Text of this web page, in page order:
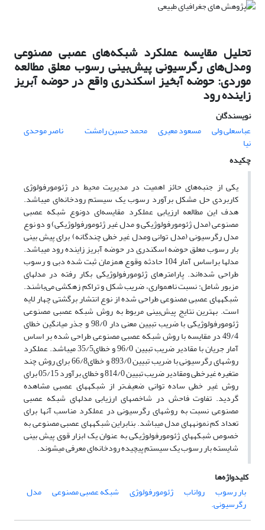
تحلیل مقایسه عملکرد شبکه‌های عصبی مصنوعی
ومدل‌های رگرسیونی پیش‌بینی رسوب معلق مطالعه
موردی: حوضه آبخیز اسکندری واقع در حوضه آبریز
زاینده رود
نویسندگان
عباسعلی ولی
مسعود معیری محمد حسین رامشت ناصر موحدی
نیا
چکیده
یکی از جنبه‌های حائز اهمیت در مدیریت محیط در ژئومورفولوژی
کاربردی حل مشکل برآورد رسوب یک سیستم رودخانه‌ای می‏باشد.
هدف این مطالعه ارزیابی عملکرد مقایسه‌ای دونوع شبکه عصبی
مصنوعی (مدل ژئومورفولوژیکی و مدل غیر ژئومورفولوژیکی) و دو نوع
مدل رگرسیونی (مدل توانی ومدل غیر خطی چندگانه) برای پیش بینی
بار رسوب معلق حوضه اسکندری در حوضه آبریز زاینده رود می‏باشد.
مدل‏ها براساس آمار 104 حادثه وقوع همزمان ثبت شده دبی و رسوب
طراحی شده‌اند. پارامترهای ژئومورفولوژیکی بکار رفته در مدل‏های
مزبور شامل: نسبت ناهمواری، ضریب شکل و تراکم زهکشی می‌باشند.
شبکه‏های عصبی مصنوعی طراحی شده از نوع انتشار برگشتی چهار لایه
است. بهترین نتایج پیش‌بینی مربوط به روش شبکه عصبی مصنوعی
ژئومورفولوژیکی با ضریب تبیین معنی دار 98/0 و جذر میانگین خطای
49/4 در مقایسه با روش شبکه عصبی مصنوعی طراحی شده بر اساس
آمار جریان با مقادیر ضریب تبیین 96/0 و خطای35/5 می‏باشد. عملکرد
روش‏های رگرسیونی با ضریب تبیین 893/0 و خطای66/8 برای روش چند
متغیره غیرخطی ومقادیر ضریب تبیین 814/0 و خطای برآورد 05/15 برای
روش غیر خطی ساده توانی ضعیف‌تر از شبکه‏های عصبی مشاهده
گردید. تفاوت فاحش در شاخص‏های ارزیابی مدل‏های شبکه عصبی
مصنوعی نسبت به روش‏های رگرسیونی در عملکرد مناسب آنها برای
تعداد کم نمونه‏های مدل می‏باشد. بنابراین شبکه‏های عصبی مصنوعی به
خصوص شبکه‏های ژئومورفولوژیکی به عنوان یک ابزار قوی پیش بینی
شایسته بار رسوب یک سیستم پیچیده رودخانه‌ای معرفی می‏شوند.
کلیدواژه‌ها
بار رسوب
رواناب ژئومورفولوژی شبکه عصبی مصنوعی مدل
رگرسیونی.